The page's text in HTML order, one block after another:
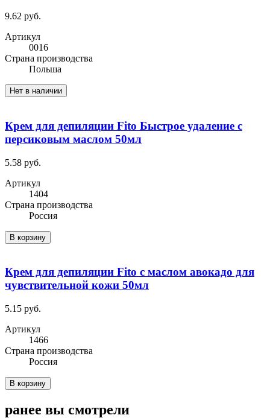
9.62 руб.
Артикул
0016
Cтрана производства
Польша
Нет в наличии
Крем для депиляции Fito Быстрое удаление с
персиковым маслом 50мл
5.58 руб.
Артикул
1404
Cтрана производства
Россия
В корзину
Крем для депиляции Fito с маслом авокадо для
чувствительной кожи 50мл
5.15 руб.
Артикул
1466
Cтрана производства
Россия
В корзину
ранее вы смотрели